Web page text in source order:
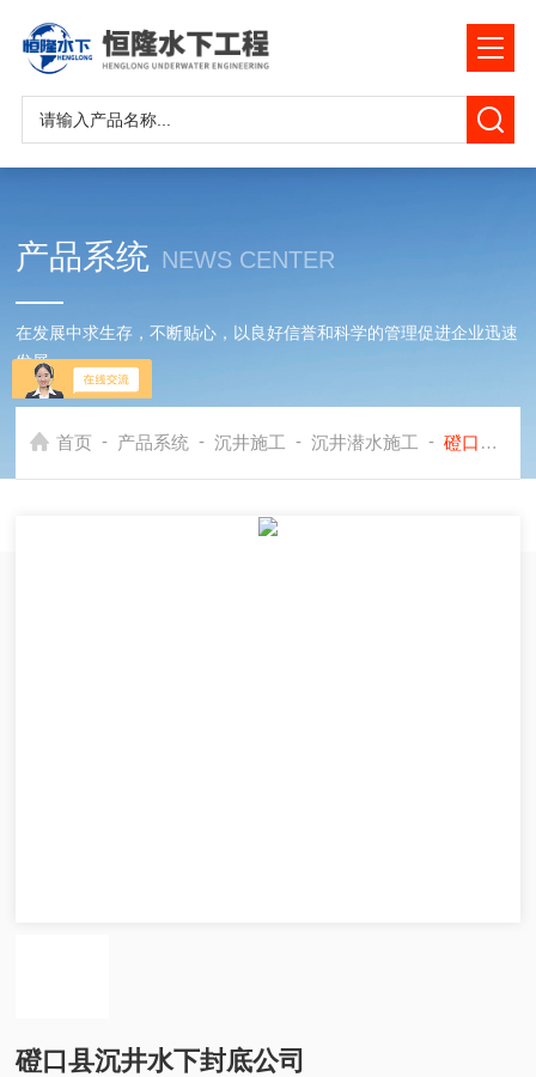
产品系统 NEWS CENTER
在发展中求生存，不断贴心，以良好信誉和科学的管理促进企业迅速
发展
首页 - 产品系统 - 沉井施工 - 沉井潜水施工 - 磴口县沉井水下封底公司
磴口县沉井水下封底公司